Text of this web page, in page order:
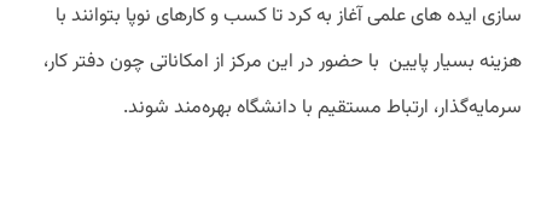
سازی ایده های علمی آغاز به کرد تا کسب و کارهای نوپا بتوانند با
هزینه بسیار پایین با حضور در این مرکز از امکاناتی چون دفتر کار،
سرمایه‌گذار، ارتباط مستقیم با دانشگاه بهره‌مند شوند.